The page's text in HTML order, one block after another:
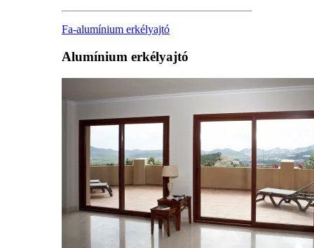
Fa-alumínium erkélyajtó
Alumínium erkélyajtó